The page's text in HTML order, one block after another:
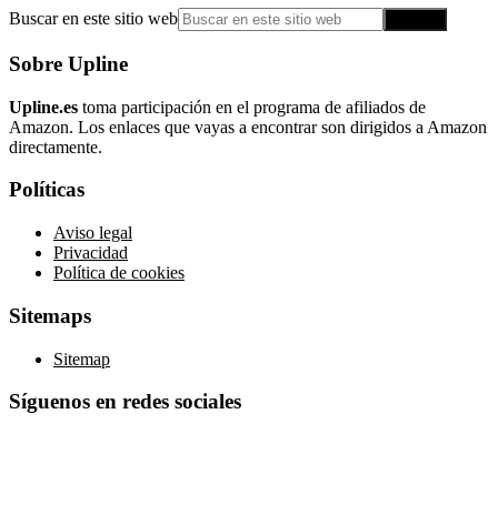
Buscar en este sitio web
Sobre Upline
Upline.es toma participación en el programa de afiliados de
Amazon. Los enlaces que vayas a encontrar son dirigidos a Amazon
directamente.
Políticas
Aviso legal
Privacidad
Política de cookies
Sitemaps
Sitemap
Síguenos en redes sociales